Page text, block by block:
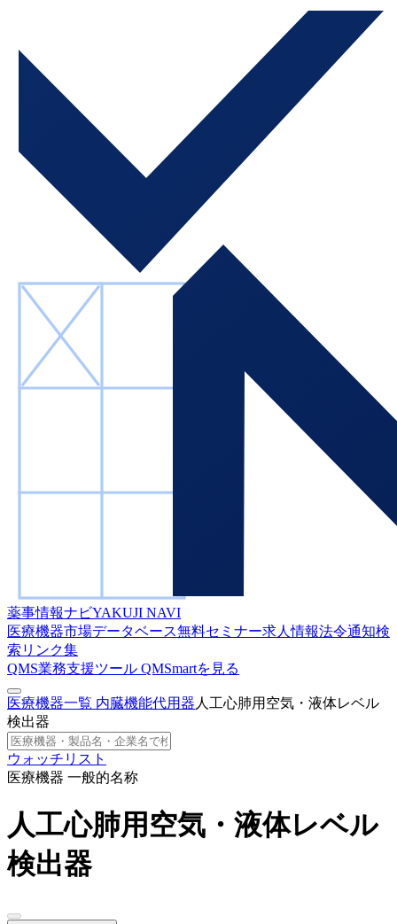
薬事情報ナビYAKUJI NAVI
医療機器市場データベース無料セミナー求人情報法令通知検
索 リンク集
QMS業務支援ツール QMSmartを見る
医療機器一覧 内臓機能代用器 人工心肺用空気・液体レベル
検出器
ウォッチリスト
医療機器 一般的名称
人工心肺用空気・液体レベル
検出器